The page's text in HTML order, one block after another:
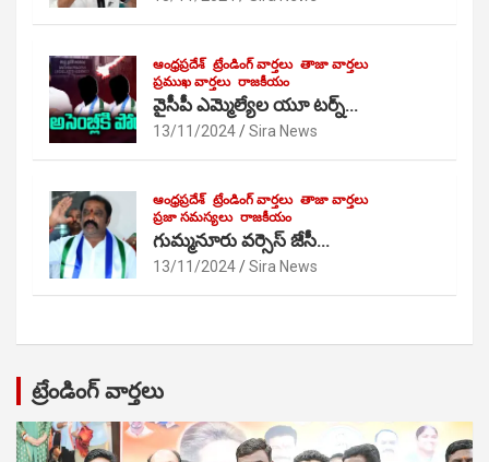
ఆంధ్రప్రదేశ్ ట్రేండింగ్ వార్తలు తాజా వార్తలు
ప్రముఖ వార్తలు రాజకీయం
వైసీపీ ఎమ్మెల్యేల యూ టర్న్…
13/11/2024 Sira News
ఆంధ్రప్రదేశ్ ట్రేండింగ్ వార్తలు తాజా వార్తలు
ప్రజా సమస్యలు రాజకీయం
గుమ్మనూరు వర్సెస్ జేసీ…
13/11/2024 Sira News
ట్రేండింగ్ వార్తలు